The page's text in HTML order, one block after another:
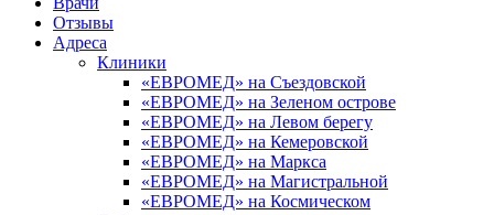
Отзывы
Адреса
Клиники
«ЕВРОМЕД» на Съездовской
«ЕВРОМЕД» на Зеленом острове
«ЕВРОМЕД» на Левом берегу
«ЕВРОМЕД» на Кемеровской
«ЕВРОМЕД» на Маркса
«ЕВРОМЕД» на Магистральной
«ЕВРОМЕД» на Космическом